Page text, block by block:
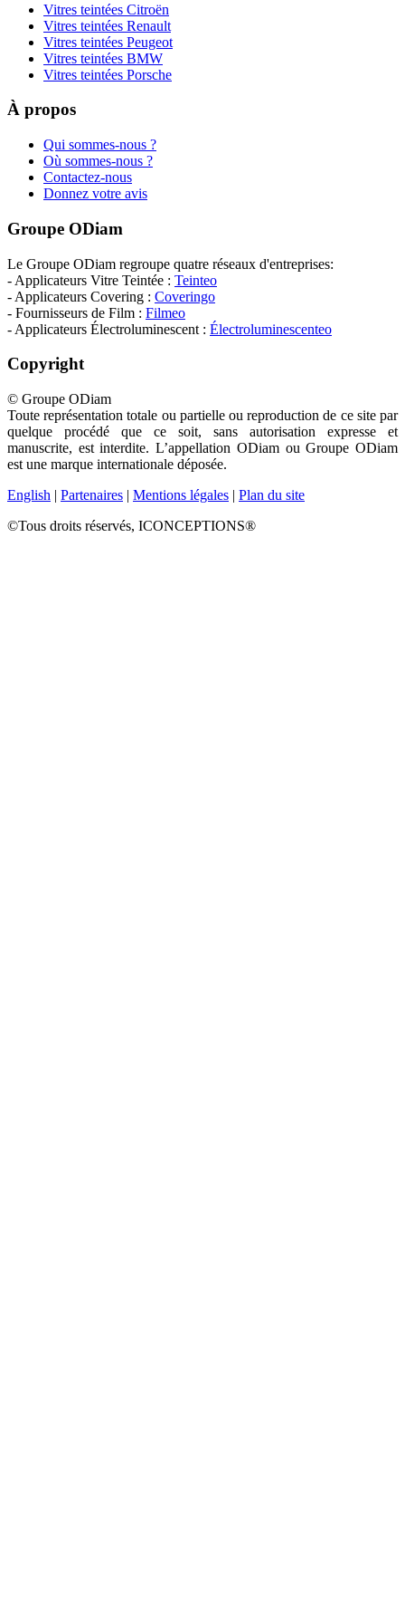
Vitres teintées Citroën
Vitres teintées Renault
Vitres teintées Peugeot
Vitres teintées BMW
Vitres teintées Porsche
À propos
Qui sommes-nous ?
Où sommes-nous ?
Contactez-nous
Donnez votre avis
Groupe ODiam
Le Groupe ODiam regroupe quatre réseaux d'entreprises:
- Applicateurs Vitre Teintée : Teinteo
- Applicateurs Covering : Coveringo
- Fournisseurs de Film : Filmeo
- Applicateurs Électroluminescent : Électroluminescenteo
Copyright
© Groupe ODiam
Toute représentation totale ou partielle ou reproduction de ce site par
quelque procédé que ce soit, sans autorisation expresse et
manuscrite, est interdite. L’appellation ODiam ou Groupe ODiam
est une marque internationale déposée.
English | Partenaires | Mentions légales | Plan du site
©Tous droits réservés, ICONCEPTIONS®